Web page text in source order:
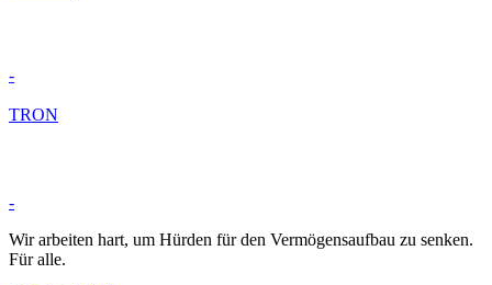
-
TRON
-
Wir arbeiten hart, um Hürden für den Vermögensaufbau zu senken.
Für alle.